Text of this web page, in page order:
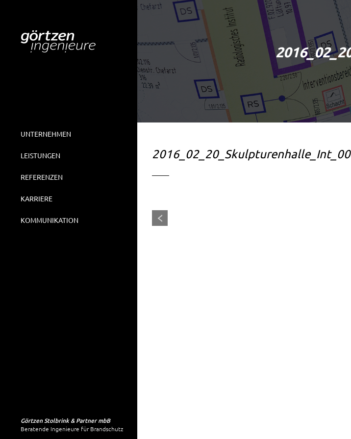
UNTERNEHMEN
LEISTUNGEN
REFERENZEN
KARRIERE
KOMMUNIKATION
Görtzen Stolbrink & Partner mbB
Beratende Ingenieure für Brandschutz